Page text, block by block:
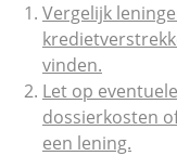
Vergelijk
vinden.
Let op
dossierkosten
een lening.